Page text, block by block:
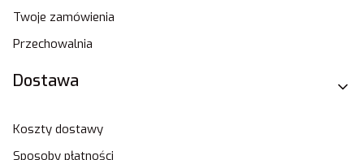
Twoje zamówienia
Przechowalnia
Dostawa
Koszty dostawy
Sposoby płatności